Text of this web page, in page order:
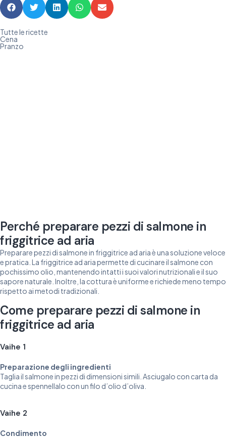
Tutte le ricette
Cena
Pranzo
Perché preparare pezzi di salmone in
friggitrice ad aria
Preparare pezzi di salmone in friggitrice ad aria è una soluzione veloce
e pratica. La friggitrice ad aria permette di cucinare il salmone con
pochissimo olio, mantenendo intatti i suoi valori nutrizionali e il suo
sapore naturale. Inoltre, la cottura è uniforme e richiede meno tempo
rispetto ai metodi tradizionali.
Come preparare pezzi di salmone in
friggitrice ad aria
Vaihe 1
Preparazione degli ingredienti
Taglia il salmone in pezzi di dimensioni simili. Asciugalo con carta da
cucina e spennellalo con un filo d’olio d’oliva.
Vaihe 2
Condimento